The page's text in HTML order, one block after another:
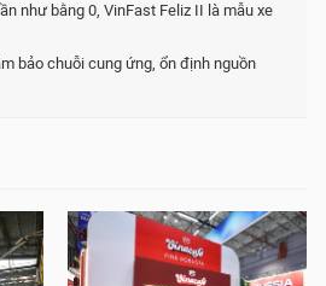
như bằng 0, VinFast Feliz II là mẫu xe
bảo chuỗi cung ứng, ổn định nguồn